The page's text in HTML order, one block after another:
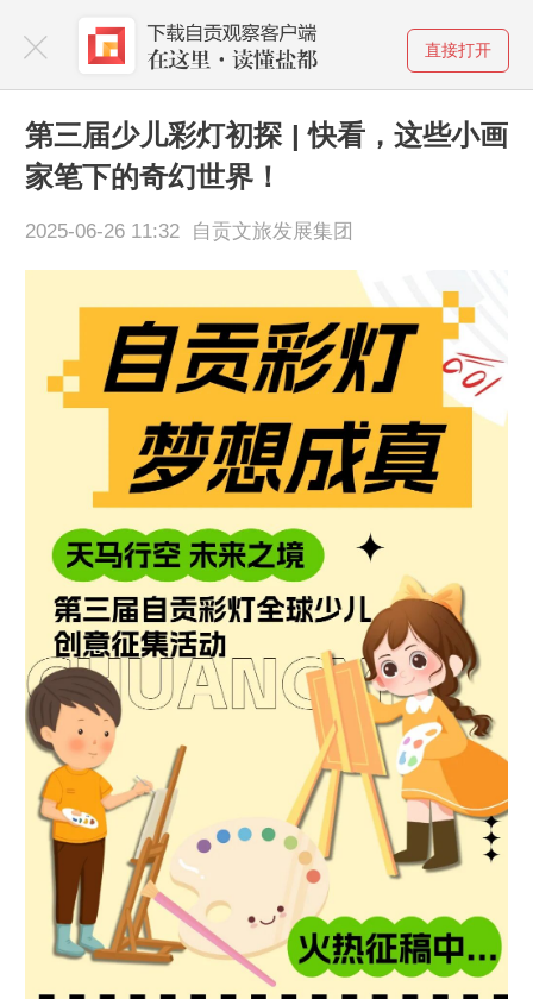
直接打开
第三届少儿彩灯初探 | 快看，这些小画
家笔下的奇幻世界！
2025-06-26 11:32 自贡文旅发展集团